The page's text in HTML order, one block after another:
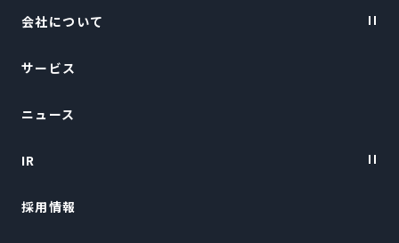
会社について
Vision・Purpose
会社概要
経営陣紹介
サービス
ニュース
IR
IRニュース
採用情報